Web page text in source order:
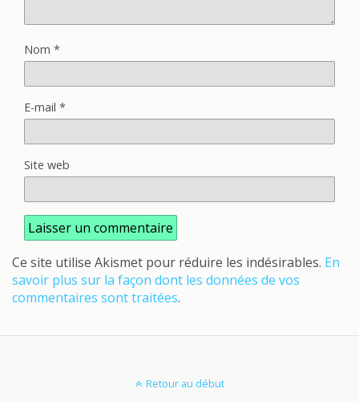
Nom *
E-mail *
Site web
Ce site utilise Akismet pour réduire les indésirables. En
savoir plus sur la façon dont les données de vos
commentaires sont traitées.
Retour au début